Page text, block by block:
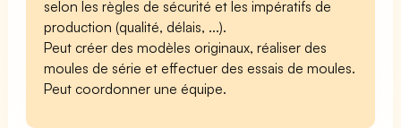
selon les règles de sécurité et les impératifs de
production (qualité, délais, ...).
Peut créer des modèles originaux, réaliser des
moules de série et effectuer des essais de moules.
Peut coordonner une équipe.